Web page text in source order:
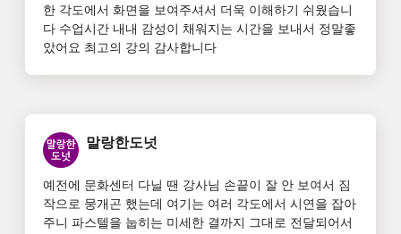
한 각도에서 화면을 보여주셔서 더욱 이해하기 쉬웠습니
다 수업시간 내내 감성이 채워지는 시간을 보내서 정말좋
았어요 최고의 강의 감사합니다
말랑한도넛
예전에 문화센터 다닐 땐 강사님 손끝이 잘 안 보여서 짐
작으로 뭉개곤 했는데 여기는 여러 각도에서 시연을 잡아
주니 파스텔을 눕히는 미세한 결까지 그대로 전달되어서